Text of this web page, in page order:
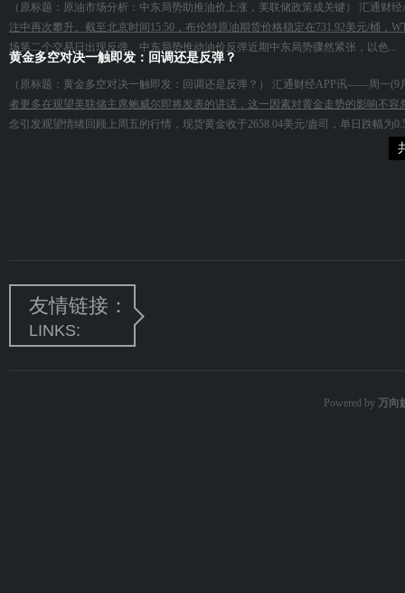
（原标题：原油市场分析：中东局势助推油价上涨，美联储政策成关键） 汇通
注中再次攀升。截至北京时间15:50，布伦特原油期货价格稳定在731.92美元/桶，
场第二个交易日出现反弹。中东局势推动油价反弹近期中东局势骤然紧张，以色...
黄金多空对决一触即发：回调还是反弹？
（原标题：黄金多空对决一触即发：回调还是反弹？） 汇通财经APP讯——周一
者更多在观望美联储主席鲍威尔即将发表的讲话，这一因素对黄金走势的影响不
念引发观望情绪回顾上周五的行情，现货黄金收于2658.04美元/盎司，单日跌幅为
友情链接：
LINKS:
Powered by 万向